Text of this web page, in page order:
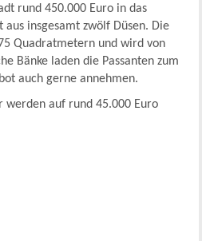
rund 450.000 Euro in das
aus insgesamt zwölf Düsen. Die
Quadratmetern und wird von
Bänke laden die Passanten zum
auch gerne annehmen.
werden auf rund 45.000 Euro